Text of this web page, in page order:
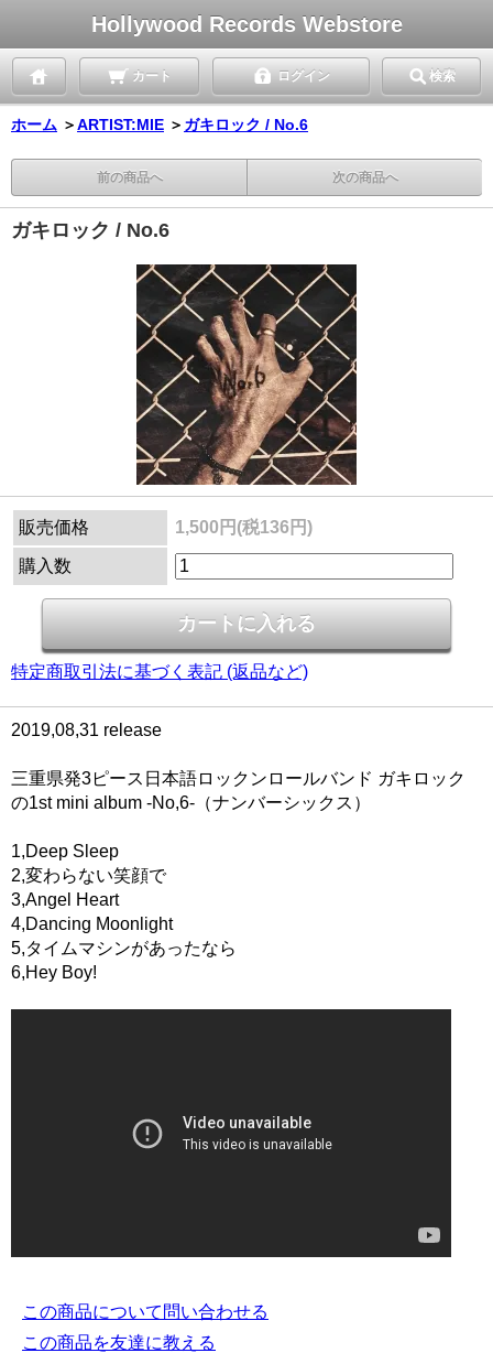
Hollywood Records Webstore
カート ログイン 検索
ホーム ＞ARTIST:MIE ＞ ガキロック / No.6
前の商品へ 次の商品へ
ガキロック / No.6
販売価格 1,500円(税136円)
購入数
特定商取引法に基づく表記 (返品など)
2019,08,31 release
三重県発3ピース日本語ロックンロールバンド ガキロック
の1st mini album -No,6-（ナンバーシックス）
1,Deep Sleep
2,変わらない笑顔で
3,Angel Heart
4,Dancing Moonlight
5,タイムマシンがあったなら
6,Hey Boy!
この商品について問い合わせる
この商品を友達に教える